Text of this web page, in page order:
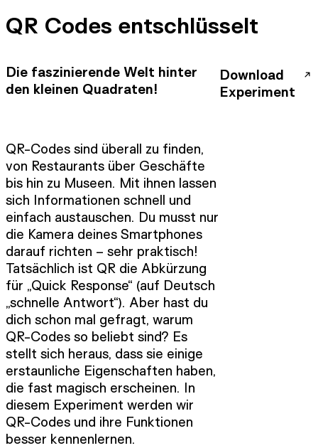
QR Codes entschlüsselt
Die faszinierende Welt hinter
den kleinen Quadraten!
QR-Codes sind überall zu finden,
von Restaurants über Geschäfte
bis hin zu Museen. Mit ihnen lassen
sich Informationen schnell und
einfach austauschen. Du musst nur
die Kamera deines Smartphones
darauf richten – sehr praktisch!
Tatsächlich ist QR die Abkürzung
für „Quick Response“ (auf Deutsch
„schnelle Antwort“). Aber hast du
dich schon mal gefragt, warum
QR-Codes so beliebt sind? Es
stellt sich heraus, dass sie einige
erstaunliche Eigenschaften haben,
die fast magisch erscheinen. In
diesem Experiment werden wir
QR-Codes und ihre Funktionen
besser kennenlernen.
Download
Experiment